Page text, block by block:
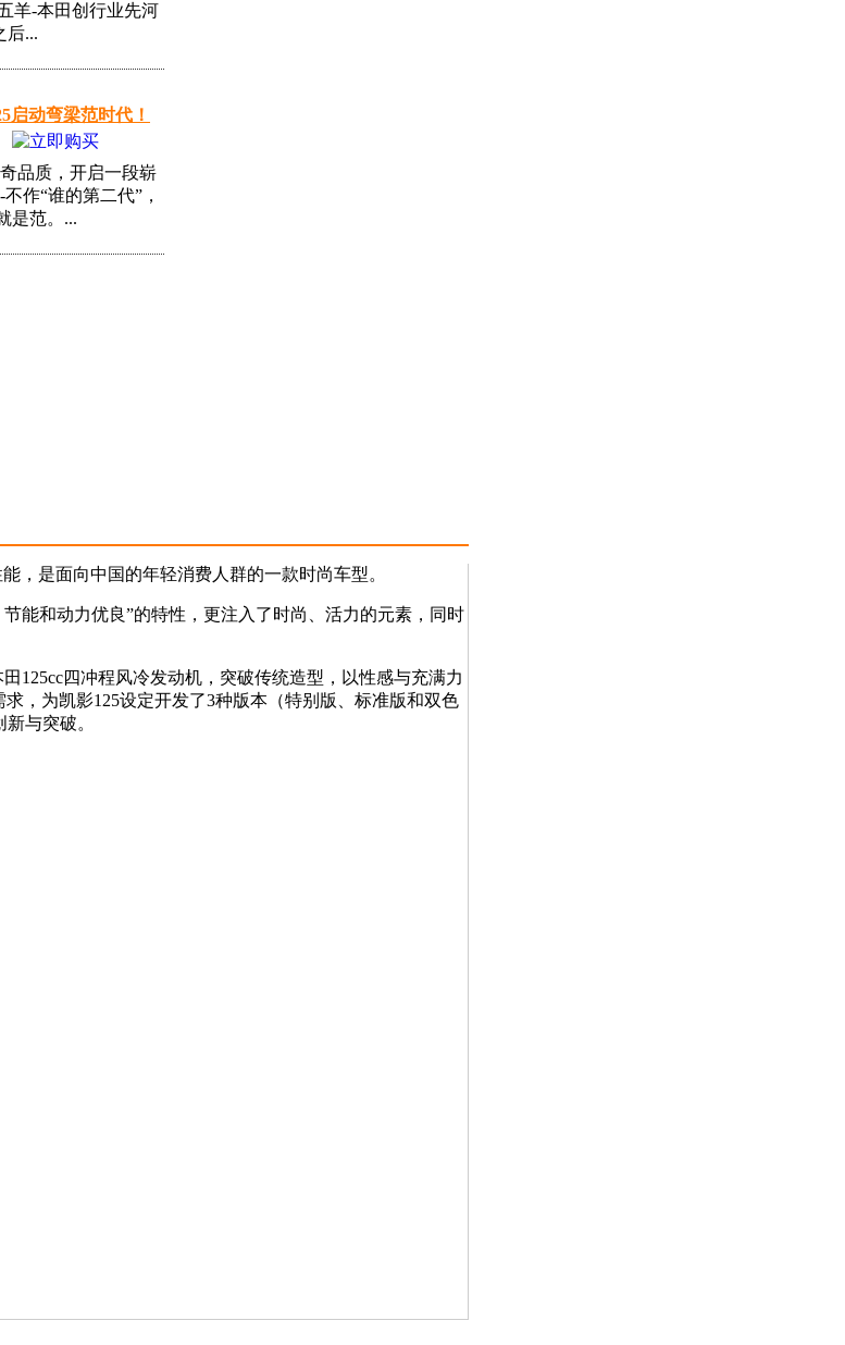
羊-本田创行业先河
后...
启动弯梁范时代！
品质，开启一段崭
作“谁的第二代”，
是范。...
，是面向中国的年轻消费人群的一款时尚车型。
能和动力优良”的特性，更注入了时尚、活力的元素，同时
125cc四冲程风冷发动机，突破传统造型，以性感与充满力
，为凯影125设定开发了3种版本（特别版、标准版和双色
与突破。